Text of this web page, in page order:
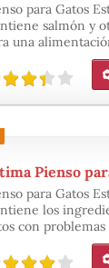
para Gatos
salmón y
una
para Gatos
los
con